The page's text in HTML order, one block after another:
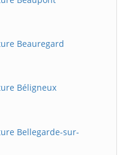
Beauregard
Béligneux
Bellegarde-sur-